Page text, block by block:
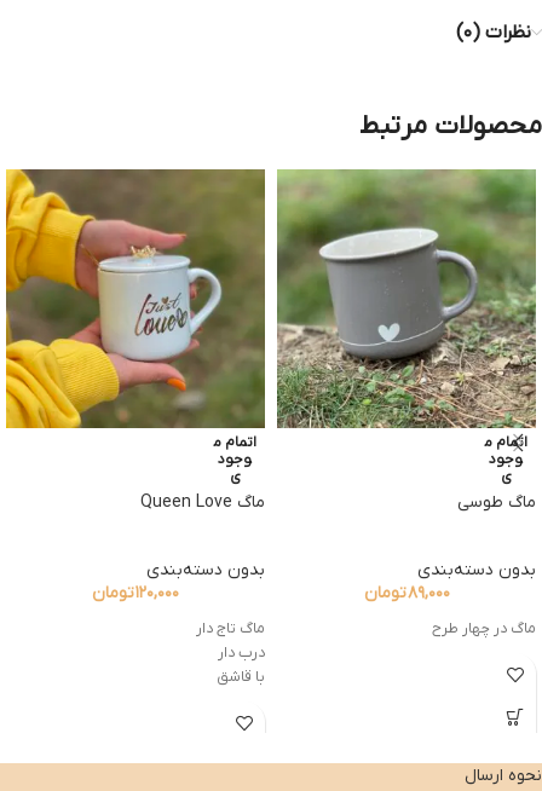
نظرات (۰)
محصولات مرتبط
اتمام م
وجود
ی
ماگ طوسی
بدون دسته‌بندی
۸۹,۰۰۰تومان
ماگ در چهار طرح
اتمام م
وجود
ی
ماگ Queen Love
بدون دسته‌بندی
۱۲۰,۰۰۰تومان
ماگ تاج دار
درب دار
با قاشق
نحوه ارسال